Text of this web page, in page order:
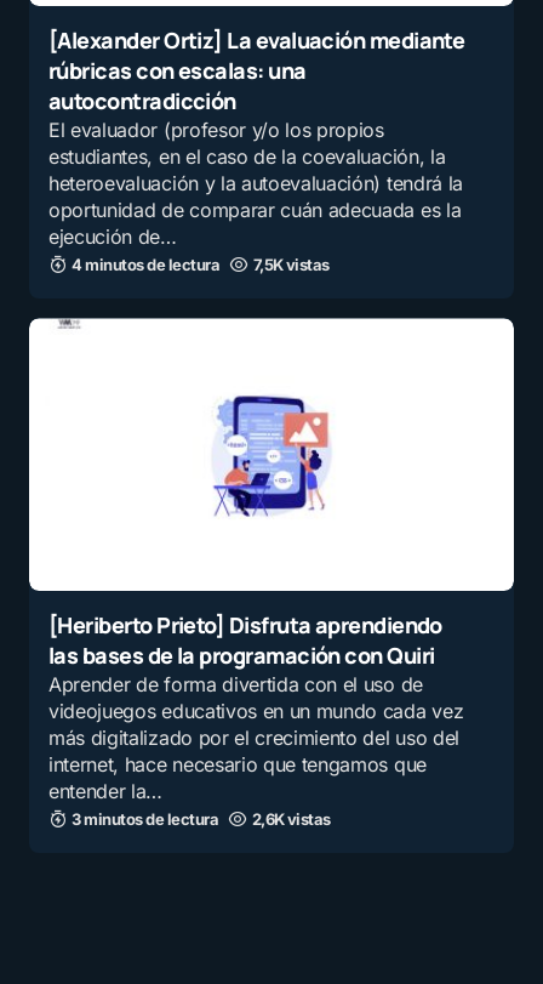
[Alexander Ortiz] La evaluación mediante
rúbricas con escalas: una
autocontradicción
El evaluador (profesor y/o los propios
estudiantes, en el caso de la coevaluación, la
heteroevaluación y la autoevaluación) tendrá la
oportunidad de comparar cuán adecuada es la
ejecu­ción de…
4 minutos de lectura 7,5K vistas
[Heriberto Prieto] Disfruta aprendiendo
las bases de la programación con Quiri
Aprender de forma divertida con el uso de
videojuegos educativos en un mundo cada vez
más digitalizado por el crecimiento del uso del
internet, hace necesario que tengamos que
entender la…
3 minutos de lectura 2,6K vistas